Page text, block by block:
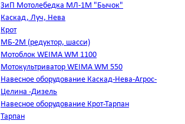
ЗиП Мотолебедка МЛ-1М "Бычок"
Каскад, Луч, Нева
Крот
МБ-2М (редуктор, шасси)
Мотоблок WEIMA WM 1100
Мотокультриватор WEIMA WM 550
Навесное оборудование Каскад-Нева-Агрос-
Целина -Дизель
Навесное оборудование Крот-Тарпан
Тарпан